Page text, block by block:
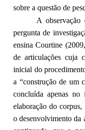
sobre a questão de
A observação
pergunta de
ensina Courtine
de articulações cuja
inicial do
a “construção de um
concluída apenas no
elaboração do
o desenvolvimento da